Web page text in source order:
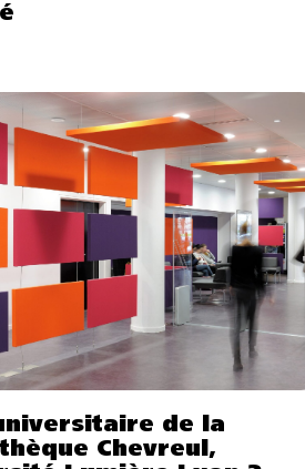
de la
Chevreul,